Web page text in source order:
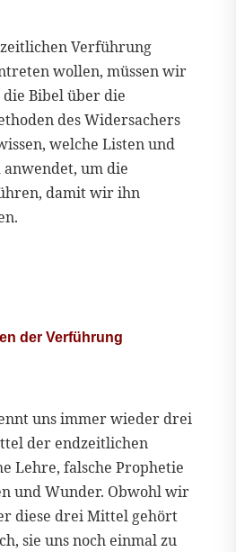
Verführung
wollen, müssen wir
die Bibel über die
des Widersachers
welche Listen und
um die
damit wir ihn
der Verführung
uns immer wieder drei
der endzeitlichen
Lehre, falsche Prophetie
und Wunder. Obwohl wir
diese drei Mittel gehört
sie uns noch einmal zu